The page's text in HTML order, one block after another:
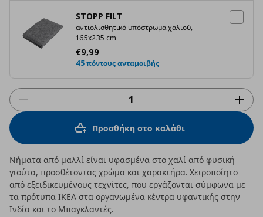
STOPP FILT
αντιολισθητικό υπόστρωμα χαλιού,
165x235 cm
€9,99
Τρέχουσα τιμή
45 πόντους ανταμοιβής
Προσθήκη στο καλάθι
Νήματα από μαλλί είναι υφασμένα στο χαλί από φυσική
γιούτα, προσθέτοντας χρώμα και χαρακτήρα. Χειροποίητο
από εξειδικευμένους τεχνίτες, που εργάζονται σύμφωνα με
τα πρότυπα ΙΚΕΑ στα οργανωμένα κέντρα υφαντικής στην
Ινδία και το Μπαγκλαντές.